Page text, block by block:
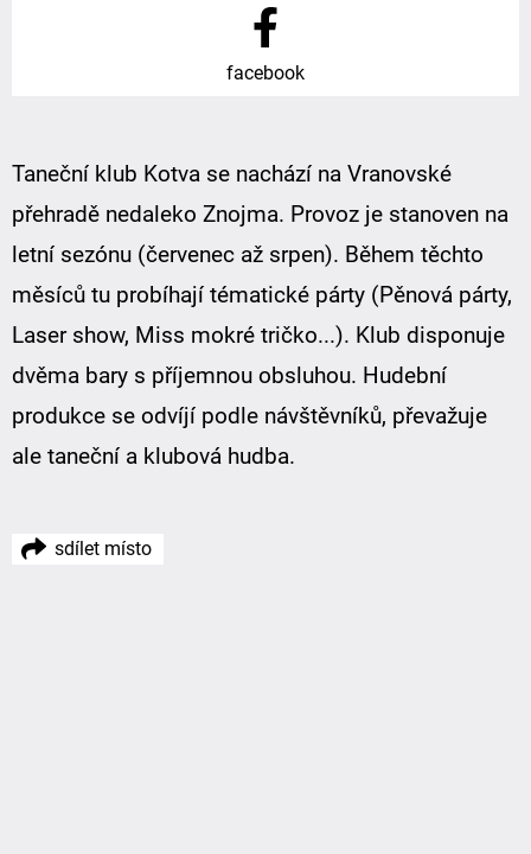
facebook
Taneční klub Kotva se nachází na Vranovské
přehradě nedaleko Znojma. Provoz je stanoven na
letní sezónu (červenec až srpen). Během těchto
měsíců tu probíhají tématické párty (Pěnová párty,
Laser show, Miss mokré tričko...). Klub disponuje
dvěma bary s příjemnou obsluhou. Hudební
produkce se odvíjí podle návštěvníků, převažuje
ale taneční a klubová hudba.
sdílet místo